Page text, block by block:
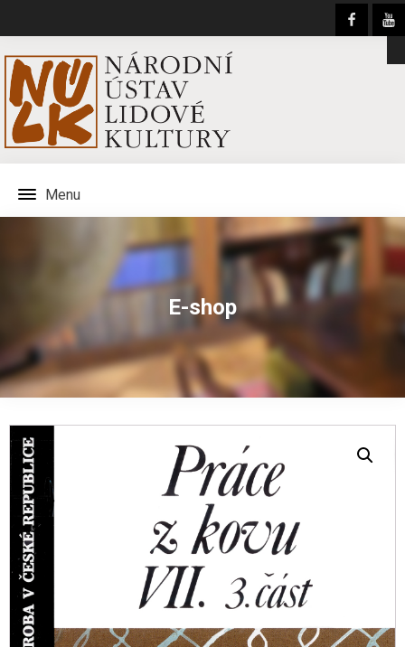
Menu
E-shop